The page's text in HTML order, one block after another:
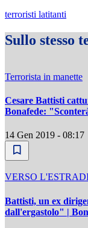
terroristi latitanti
Sullo stesso
Terrorista in manette
Cesare Battisti
Bonafede:
14 Gen 2019 - 08:17
VERSO
Battisti, un ex
dall'ergastolo" |